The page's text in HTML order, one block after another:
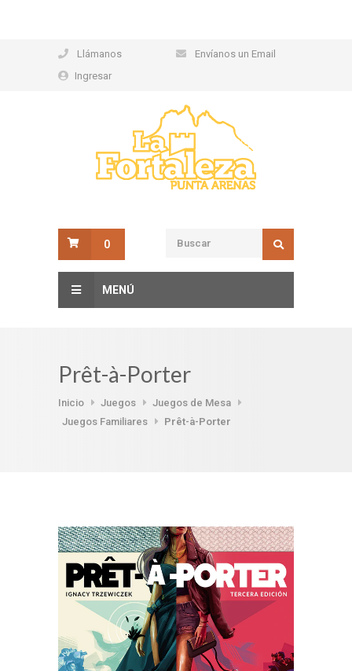
Llámanos
Envíanos un Email
Ingresar
0
MENÚ
Prêt-à-Porter
Inicio Juegos
Juegos de Mesa
Juegos Familiares
Prêt-à-Porter